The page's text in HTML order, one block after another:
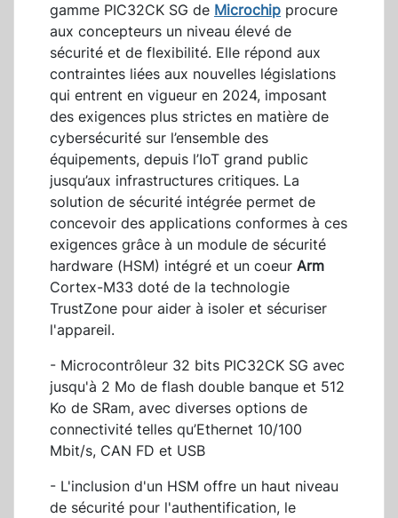
gamme PIC32CK SG de Microchip procure
aux concepteurs un niveau élevé de
sécurité et de flexibilité. Elle répond aux
contraintes liées aux nouvelles législations
qui entrent en vigueur en 2024, imposant
des exigences plus strictes en matière de
cybersécurité sur l’ensemble des
équipements, depuis l’IoT grand public
jusqu’aux infrastructures critiques. La
solution de sécurité intégrée permet de
concevoir des applications conformes à ces
exigences grâce à un module de sécurité
hardware (HSM) intégré et un coeur Arm
Cortex-M33 doté de la technologie
TrustZone pour aider à isoler et sécuriser
l'appareil.
- Microcontrôleur 32 bits PIC32CK SG avec
jusqu'à 2 Mo de flash double banque et 512
Ko de SRam, avec diverses options de
connectivité telles qu’Ethernet 10/100
Mbit/s, CAN FD et USB
- L'inclusion d'un HSM offre un haut niveau
de sécurité pour l'authentification, le